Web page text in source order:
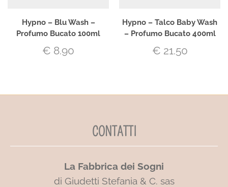
Hypno – Blu Wash –
Profumo Bucato 100ml
€ 8.90
Hypno – Talco Baby Wash
– Profumo Bucato 400ml
€ 21.50
CONTATTI
La Fabbrica dei Sogni
di Giudetti Stefania & C. sas